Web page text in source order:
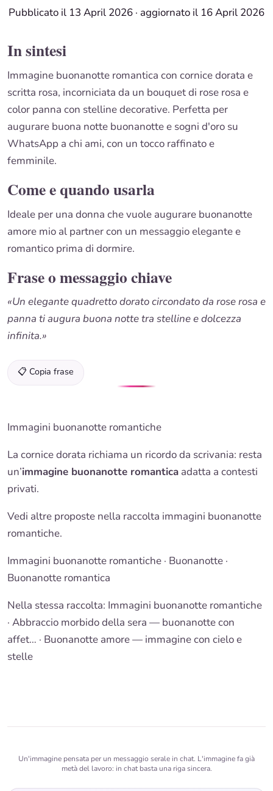
Pubblicato il 13 April 2026 · aggiornato il 16 April 2026
In sintesi
Immagine buonanotte romantica con cornice dorata e
scritta rosa, incorniciata da un bouquet di rose rosa e
color panna con stelline decorative. Perfetta per
augurare buona notte buonanotte e sogni d'oro su
WhatsApp a chi ami, con un tocco raffinato e
femminile.
Come e quando usarla
Ideale per una donna che vuole augurare buonanotte
amore mio al partner con un messaggio elegante e
romantico prima di dormire.
Frase o messaggio chiave
«Un elegante quadretto dorato circondato da rose rosa e
panna ti augura buona notte tra stelline e dolcezza
infinita.»
📋 Copia frase
Immagini buonanotte romantiche
La cornice dorata richiama un ricordo da scrivania: resta
un’immagine buonanotte romantica adatta a contesti
privati.
Vedi altre proposte nella raccolta immagini buonanotte
romantiche.
Immagini buonanotte romantiche · Buonanotte ·
Buonanotte romantica
Nella stessa raccolta: Immagini buonanotte romantiche
· Abbraccio morbido della sera — buonanotte con
affet… · Buonanotte amore — immagine con cielo e
stelle
Un'immagine pensata per un messaggio serale in chat. L'immagine fa già
metà del lavoro: in chat basta una riga sincera.